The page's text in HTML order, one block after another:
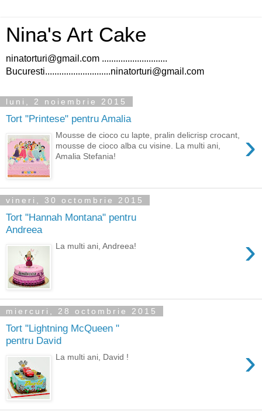
Nina's Art Cake
ninatorturi@gmail.com ............................
Bucuresti............................ninatorturi@gmail.com
luni, 2 noiembrie 2015
Tort "Printese" pentru Amalia
›
Mousse de cioco cu lapte, pralin delicrisp crocant,
mousse de cioco alba cu visine. La multi ani,
Amalia Stefania!
vineri, 30 octombrie 2015
Tort "Hannah Montana" pentru
Andreea
›
La multi ani, Andreea!
miercuri, 28 octombrie 2015
Tort "Lightning McQueen "
pentru David
›
La multi ani, David !